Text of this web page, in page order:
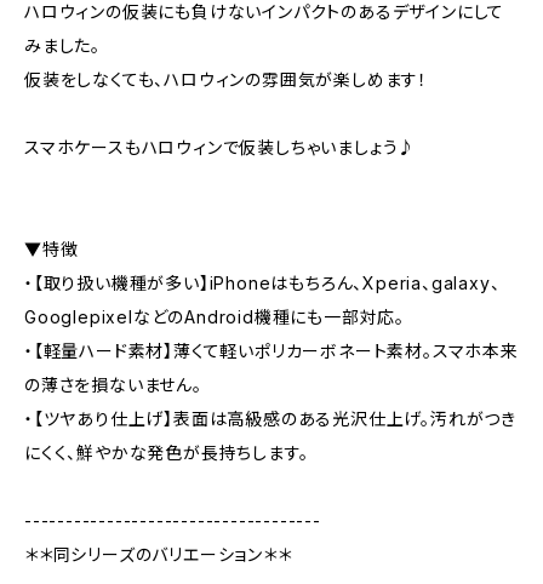
ハロウィンの仮装にも負けないインパクトのあるデザインにして
みました。
仮装をしなくても、ハロウィンの雰囲気が楽しめます！
スマホケースもハロウィンで仮装しちゃいましょう♪
▼特徴
・【取り扱い機種が多い】iPhoneはもちろん、Xperia、galaxy、
GooglepixelなどのAndroid機種にも一部対応。
・【軽量ハード素材】薄くて軽いポリカーボネート素材。スマホ本来
の薄さを損ないません。
・【ツヤあり仕上げ】表面は高級感のある光沢仕上げ。汚れがつき
にくく、鮮やかな発色が長持ちします。
------------------------------------
＊＊同シリーズのバリエーション＊＊